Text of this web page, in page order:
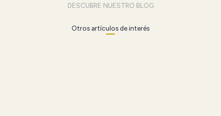
DESCUBRE NUESTRO BLOG
Otros artículos de interés